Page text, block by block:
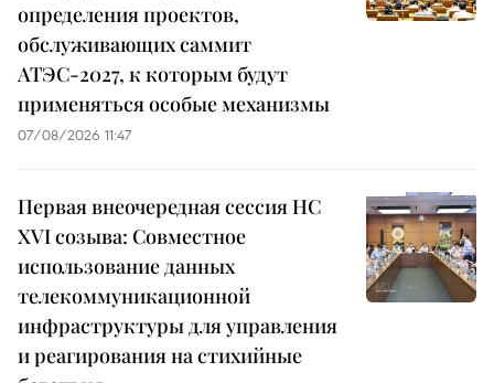
определения проектов,
обслуживающих саммит
АТЭС-2027, к которым будут
применяться особые механизмы
07/08/2026 11:47
Первая внеочередная сессия НС
XVI созыва: Совместное
использование данных
телекоммуникационной
инфраструктуры для управления
и реагирования на стихийные